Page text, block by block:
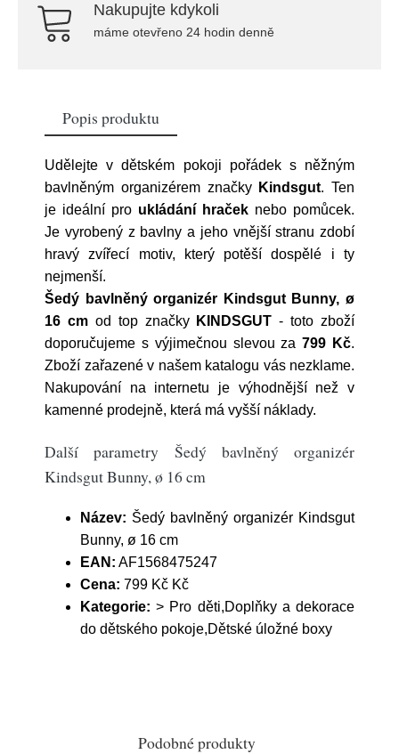
Nakupujte kdykoli
máme otevřeno 24 hodin denně
Popis produktu
Udělejte v dětském pokoji pořádek s něžným
bavlněným organizérem značky Kindsgut. Ten
je ideální pro ukládání hraček nebo pomůcek.
Je vyrobený z bavlny a jeho vnější stranu zdobí
hravý zvířecí motiv, který potěší dospělé i ty
nejmenší.
Šedý bavlněný organizér Kindsgut Bunny, ø
16 cmod top značky KINDSGUT - toto zboží
doporučujeme s výjimečnou slevou za799 Kč.
Zboží zařazené v našem katalogu vás nezklame.
Nakupování na internetu je výhodnější než v
kamenné prodejně, která má vyšší náklady.
Další parametry Šedý bavlněný organizér
Kindsgut Bunny, ø 16 cm
Název: Šedý bavlněný organizér Kindsgut
Bunny, ø 16 cm
EAN: AF1568475247
Cena: 799 Kč Kč
Kategorie: > Pro děti,Doplňky a dekorace
do dětského pokoje,Dětské úložné boxy
Podobné produkty